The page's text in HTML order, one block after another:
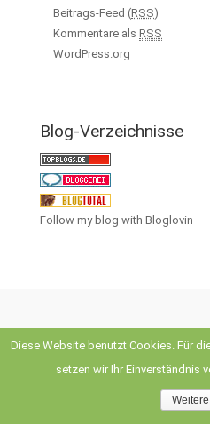
Beitrags-Feed (RSS)
Kommentare als RSS
WordPress.org
Blog-Verzeichnisse
Follow my blog with Bloglovin
theme by
Diese Website benutzt Cookies. Für
setzen wir Ihr Einverständnis